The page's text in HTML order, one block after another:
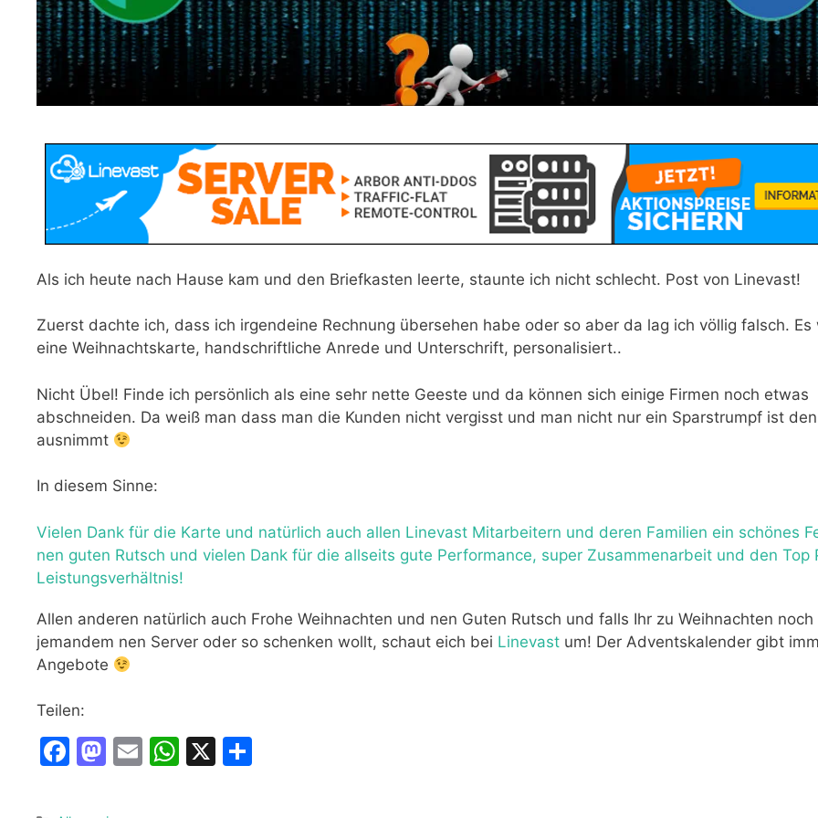
Als ich heute nach Hause kam und den Briefkasten leerte, staunte ich nicht schlecht. Post von Linevast!
Zuerst dachte ich, dass ich irgendeine Rechnung übersehen habe oder so aber da lag ich völlig falsch. Es
eine Weihnachtskarte, handschriftliche Anrede und Unterschrift, personalisiert..
Nicht Übel! Finde ich persönlich als eine sehr nette Geeste und da können sich einige Firmen noch etwas
abschneiden. Da weiß man dass man die Kunden nicht vergisst und man nicht nur ein Sparstrumpf ist
ausnimmt
In diesem Sinne:
Vielen Dank für die Karte und natürlich auch allen Linevast Mitarbeitern und deren Familien ein schönes
nen guten Rutsch und vielen Dank für die allseits gute Performance, super Zusammenarbeit und den Top
Leistungsverhältnis!
Allen anderen natürlich auch Frohe Weihnachten und nen Guten Rutsch und falls Ihr zu Weihnachten noch
jemandem nen Server oder so schenken wollt, schaut eich bei Linevast um! Der Adventskalender gibt
Angebote
Teilen:
F
c
M
st
E
W X